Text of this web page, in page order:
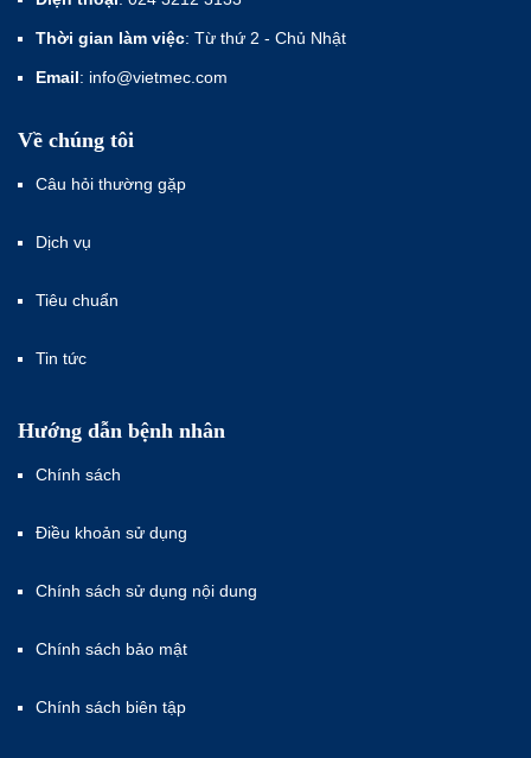
Thời gian làm việc: Từ thứ 2 - Chủ Nhật
Email: info@vietmec.com
Về chúng tôi
Câu hỏi thường gặp
Dịch vụ
Tiêu chuẩn
Tin tức
Hướng dẫn bệnh nhân
Chính sách
Điều khoản sử dụng
Chính sách sử dụng nội dung
Chính sách bảo mật
Chính sách biên tập